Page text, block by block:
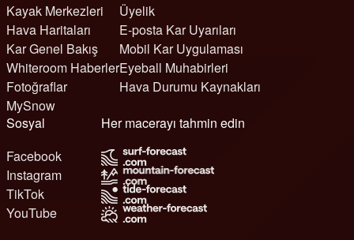
Kayak Merkezleri
Hava Haritaları
Kar Genel Bakış
Whiteroom Haberler
Fotoğraflar
MySnow
Üyelik
E-posta Kar Uyarıları
Mobil Kar Uygulaması
Eyeball Muhabirleri
Hava Durumu Kaynakları
Sosyal
Facebook
Instagram
TikTok
YouTube
Her macerayı tahmin edin